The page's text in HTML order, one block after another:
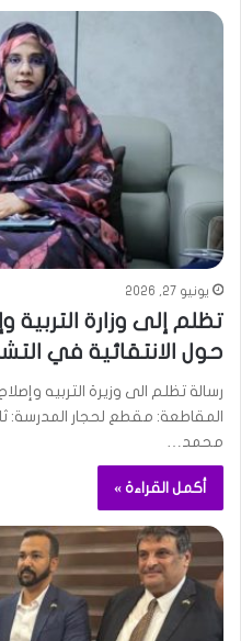
يونيو 27, 2026
تظلم إلى وزارة التربية
حول الانتقائية في
رسالة تظلم الى وزيرة التربيه
المقاطعة: مقطع لحجار المدرسة:
محمد…
أكمل القراءة »